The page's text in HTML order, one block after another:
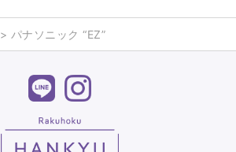
> パナソニック “EZ”